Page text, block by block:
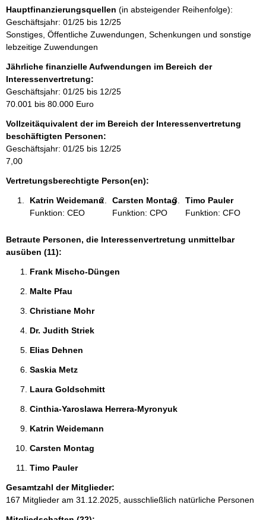
a
t
i
o
e
n
:
et
a
k
t
n
f
o
m
a
t
o
Hauptfinanzierungsquellen (in absteigender Reihenfolge):
Geschäftsjahr: 01/25 bis 12/25
Sonstiges, Öffentliche Zuwendungen, Schenkungen und sonstige
lebzeitige Zuwendungen
Jährliche finanzielle Aufwendungen im Bereich der
Interessenvertretung:
Geschäftsjahr: 01/25 bis 12/25
70.001 bis 80.000 Euro
Vollzeitäquivalent der im Bereich der Interessenvertretung
beschäftigten Personen:
Geschäftsjahr: 01/25 bis 12/25
7,00
Vertretungsberechtigte Person(en):
Katrin Weidemann
Funktion: CEO
Carsten Montag
Funktion: CPO
Timo Pauler
Funktion: CFO
Betraute Personen, die Interessenvertretung unmittelbar
ausüben (11):
Frank Mischo-Düngen
Malte Pfau
Christiane Mohr
Dr. Judith Striek
Elias Dehnen
Saskia Metz
Laura Goldschmitt
Cinthia-Yaroslawa Herrera-Myronyuk
Katrin Weidemann
Carsten Montag
Timo Pauler
Gesamtzahl der Mitglieder:
167 Mitglieder am 31.12.2025, ausschließlich natürliche Personen